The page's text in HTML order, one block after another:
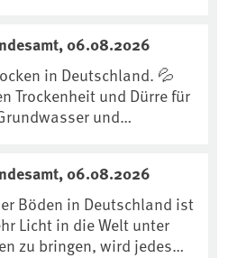
episode/urn
06.08.2026
in Deutschland. 💦
Trockenheit und Dürre für
und
auf diese und
auf unserer Webseite:
#Trockenheit
06.08.2026
Böden in Deutschland ist
Licht in die Welt unter
zu bringen, wird jedes